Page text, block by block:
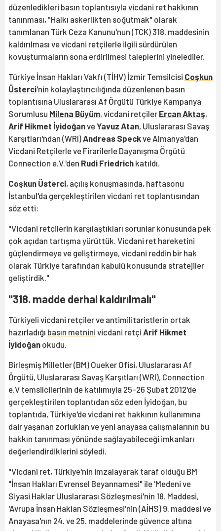
düzenledikleri basın toplantısıyla vicdani ret hakkının
tanınması, "Halkı askerlikten soğutmak" olarak
tanımlanan Türk Ceza Kanunu'nun (TCK) 318. maddesinin
kaldırılması ve vicdani retçilerle ilgili sürdürülen
kovuşturmaların sona erdirilmesi taleplerini yinelediler.
Türkiye İnsan Hakları Vakfı (TİHV) İzmir Temsilcisi Coşkun
Üsterci'nin kolaylaştırıcılığında düzenlenen basın
toplantısına Uluslararası Af Örgütü Türkiye Kampanya
Sorumlusu Milena Büyüm, vicdani retçiler Ercan Aktaş,
Arif Hikmet İyidoğanveYavuz Atan, Uluslararası Savaş
Karşıtları'ndan (WRI) Andreas Speckve Almanya'dan
Vicdani Retçilerle ve Firarilerle Dayanışma Örgütü
Connection e.V.'den Rudi Friedrich katıldı.
Coşkun Üsterci, açılış konuşmasında, haftasonu
İstanbul'da gerçekleştirilen vicdani ret toplantısından
söz etti:
"Vicdani retçilerin karşılaştıkları sorunlar konusunda pek
çok açıdan tartışma yürüttük. Vicdani ret hareketini
güçlendirmeye ve geliştirmeye, vicdani reddin bir hak
olarak Türkiye tarafından kabulü konusunda stratejiler
geliştirdik."
"318. madde derhal kaldırılmalı"
Türkiyeli vicdani retçiler ve antimilitaristlerin ortak
hazırladığı basın metnini vicdani retçi Arif Hikmet
İyidoğan okudu.
Birleşmiş Milletler (BM) Oueker Ofisi, Uluslararası Af
Örgütü, Uluslararası Savaş Karşıtları (WRI), Connection
e.V temsilcilerinin de katılımıyla 25-26 Şubat 2012'de
gerçekleştirilen toplantıdan söz eden İyidoğan, bu
toplantıda, Türkiye'de vicdani ret hakkının kullanımına
dair yaşanan zorluklan ve yeni anayasa çalışmalarının bu
hakkın tanınması yönünde sağlayabileceği imkanları
değerlendirdiklerini söyledi.
"Vicdani ret, Türkiye'nin imzalayarak taraf olduğu BM
"İnsan Hakları Evrensel Beyannamesi" ile 'Medeni ve
Siyasi Haklar Uluslararası Sözleşmesi'nin 18. Maddesi,
'Avrupa İnsan Haklan Sözleşmesi'nin (AİHS) 9. maddesi ve
Anayasa'nın 24. ve 25. maddelerinde güvence altına